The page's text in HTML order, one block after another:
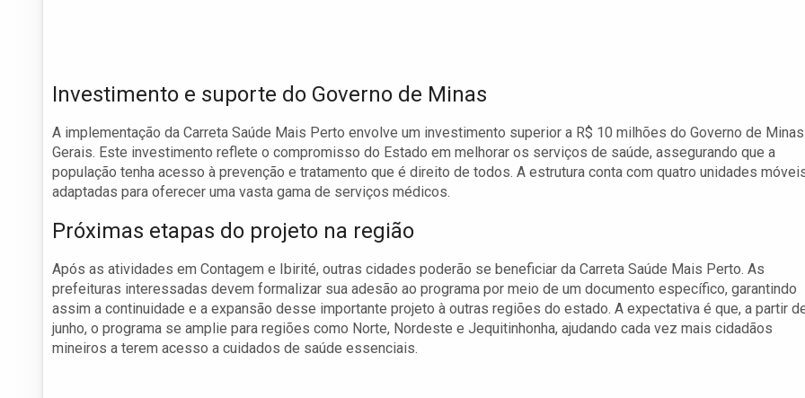
Investimento e suporte do Governo de Minas
A implementação da Carreta Saúde Mais Perto envolve um investimento superior a R$ 10 milhões do Governo de Minas
Gerais. Este investimento reflete o compromisso do Estado em melhorar os serviços de saúde, assegurando que a
população tenha acesso à prevenção e tratamento que é direito de todos. A estrutura conta com quatro unidades
adaptadas para oferecer uma vasta gama de serviços médicos.
Próximas etapas do projeto na região
Após as atividades em Contagem e Ibirité, outras cidades poderão se beneficiar da Carreta Saúde Mais Perto. As
prefeituras interessadas devem formalizar sua adesão ao programa por meio de um documento específico, garantindo
assim a continuidade e a expansão desse importante projeto à outras regiões do estado. A expectativa é que, a partir
junho, o programa se amplie para regiões como Norte, Nordeste e Jequitinhonha, ajudando cada vez mais cidadãos
mineiros a terem acesso a cuidados de saúde essenciais.